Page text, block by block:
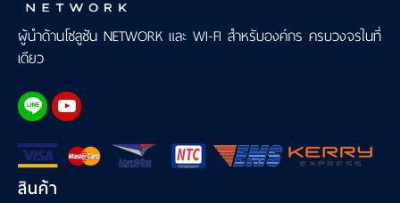
ผู้นำด้านโซลูชัน NETWORK และ WI-FI สำหรับองค์กร ครบวงจรในที่
เดียว
สินค้า